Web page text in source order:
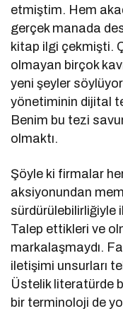
etmiştim. Hem
gerçek manada
kitap ilgi çekmişti.
olmayan birçok
yeni şeyler
yönetiminin dijital
Benim bu tezi
olmaktı.
Şöyle ki firmalar
aksiyonundan
sürdürülebilirliğiyle
Talep ettikleri ve
markalaşmaydı.
iletişimi unsurları
Üstelik literatürde
bir terminoloji de